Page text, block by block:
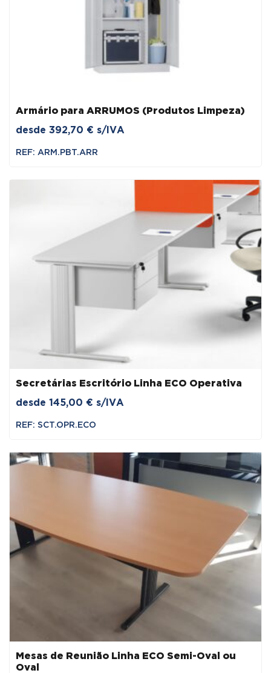
Armário para ARRUMOS (Produtos Limpeza)
desde 392,70 € s/IVA
REF: ARM.PBT.ARR
Secretárias Escritório Linha ECO Operativa
desde 145,00 € s/IVA
REF: SCT.OPR.ECO
Mesas de Reunião Linha ECO Semi-Oval ou
Oval